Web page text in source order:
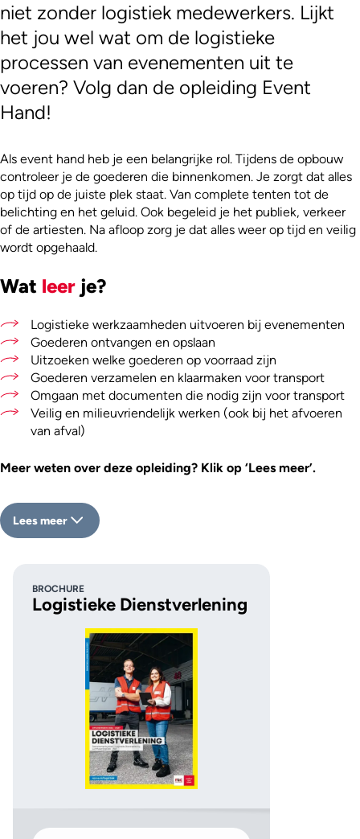
niet zonder logistiek medewerkers. Lijkt
het jou wel wat om de logistieke
processen van evenementen uit te
voeren? Volg dan de opleiding Event
Hand!
Als event hand heb je een belangrijke rol. Tijdens de opbouw
controleer je de goederen die binnenkomen. Je zorgt dat alles
op tijd op de juiste plek staat. Van complete tenten tot de
belichting en het geluid. Ook begeleid je het publiek, verkeer
of de artiesten. Na afloop zorg je dat alles weer op tijd en veilig
wordt opgehaald.
Wat leer je?
Logistieke werkzaamheden uitvoeren bij evenementen
Goederen ontvangen en opslaan
Uitzoeken welke goederen op voorraad zijn
Goederen verzamelen en klaarmaken voor transport
Omgaan met documenten die nodig zijn voor transport
Veilig en milieuvriendelijk werken (ook bij het afvoeren
van afval)
Meer weten over deze opleiding? Klik op ‘Lees meer’.
Lees meer
BROCHURE
Logistieke Dienstverlening